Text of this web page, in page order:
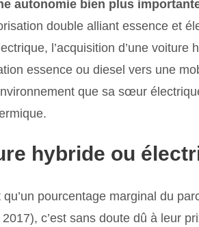
autonomie bien plus
double alliant essence et
l’acquisition d’une voiture
essence ou diesel vers une
que sa sœur
hybride ou
pourcentage marginal du
c’est sans doute dû à leur